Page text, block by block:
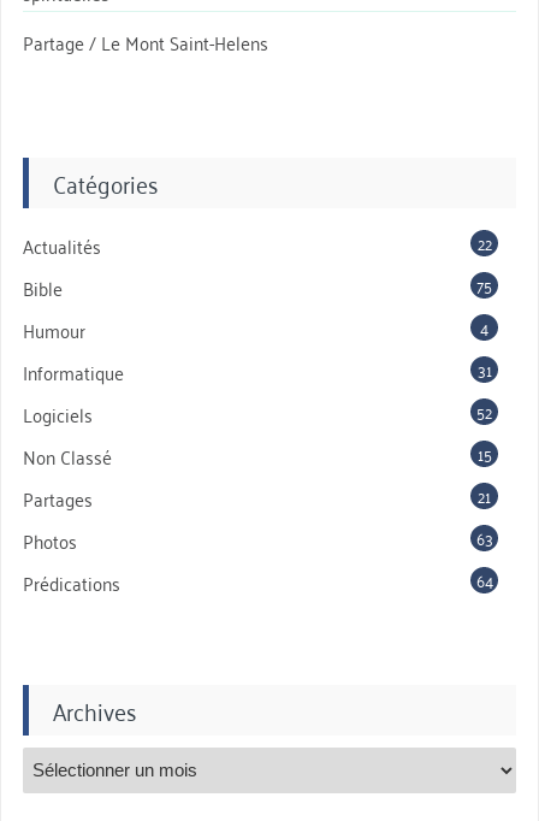
Partage / Le Mont Saint-Helens
Catégories
Actualités 22
Bible 75
Humour 4
Informatique 31
Logiciels 52
Non Classé 15
Partages 21
Photos 63
Prédications 64
Archives